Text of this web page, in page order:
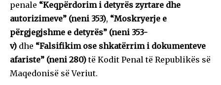
penale “Keqpërdorim i detyrës zyrtare dhe
autorizimeve” (neni 353), “Moskryerje e
përgjegjshme e detyrës” (neni 353-
v) dhe “Falsifikim ose shkatërrim i dokumenteve
afariste” (neni 280)të Kodit Penal të Republikës së
Maqedonisë së Veriut.